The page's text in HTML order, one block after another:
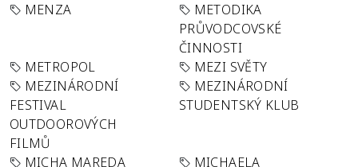
MENZA
METODIKA
PRŮVODCOVSKÉ
ČINNOSTI
METROPOL
MEZI SVĚTY
MEZINÁRODNÍ
FESTIVAL
OUTDOOROVÝCH
FILMŮ
MEZINÁRODNÍ
STUDENTSKÝ KLUB
MICHA MAREDA
MICHAELA